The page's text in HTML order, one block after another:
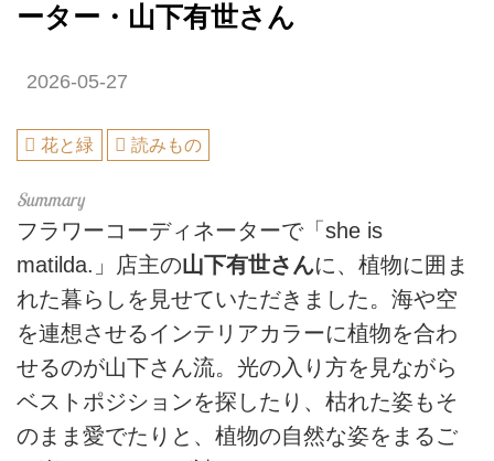
ーター・山下有世さん
2026-05-27
花と緑 読みもの
フラワーコーディネーターで「she is
matilda.」店主の山下有世さんに、植物に囲ま
れた暮らしを見せていただきました。海や空
を連想させるインテリアカラーに植物を合わ
せるのが山下さん流。光の入り方を見ながら
ベストポジションを探したり、枯れた姿もそ
のまま愛でたりと、植物の自然な姿をまるご